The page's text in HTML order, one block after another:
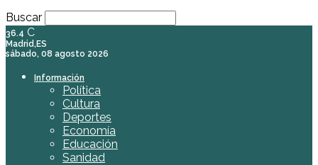
Buscar
36.4 C
Madrid,ES
sábado, 08 agosto 2026
Información
Política
Cultura
Deportes
Economía
Educación
Sanidad